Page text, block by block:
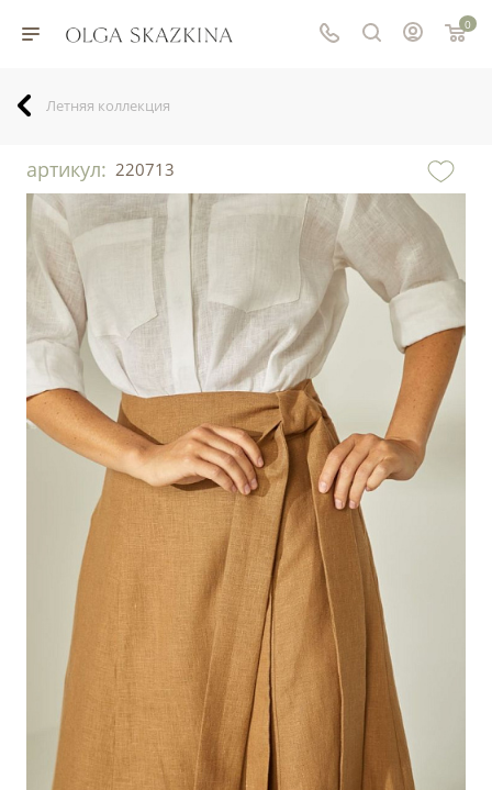
0
Летняя коллекция
артикул: 220713